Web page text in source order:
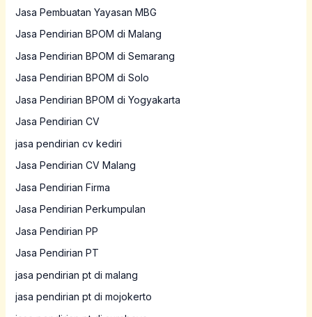
Jasa Pembuatan Yayasan MBG
Jasa Pendirian BPOM di Malang
Jasa Pendirian BPOM di Semarang
Jasa Pendirian BPOM di Solo
Jasa Pendirian BPOM di Yogyakarta
Jasa Pendirian CV
jasa pendirian cv kediri
Jasa Pendirian CV Malang
Jasa Pendirian Firma
Jasa Pendirian Perkumpulan
Jasa Pendirian PP
Jasa Pendirian PT
jasa pendirian pt di malang
jasa pendirian pt di mojokerto